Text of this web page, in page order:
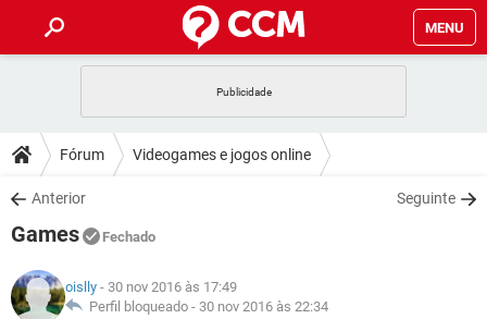
MENU
CELULAR FACEBOOK
OUTLOOK
INSTAGRAM
GUIA DE COMPRAS
DICAS
JOGOS WHATSAPP
INSTAGRAM
DOWNLOADS
JOGOS
CELULAR
OUTLOOK EXCEL
JOGOS
GLOSSÁRIO
Fórum Videogames e jogos online
Anterior Seguinte
Games Fechado
oislly - 30 nov 2016 às 17:49
Perfil bloqueado - 30 nov 2016 às 22:34